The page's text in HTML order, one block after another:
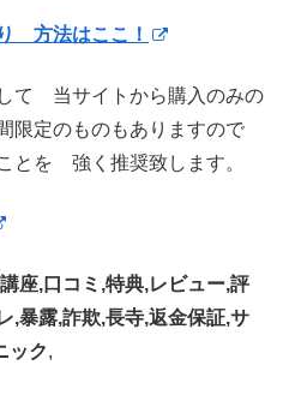
方法はここ！
て 当サイトから購入のみの
定のものもありますので
とを 強く推奨致します。
座,口コミ,特典,レビュー,評
,暴露,詐欺,長寺,返金保証,サ
ック,